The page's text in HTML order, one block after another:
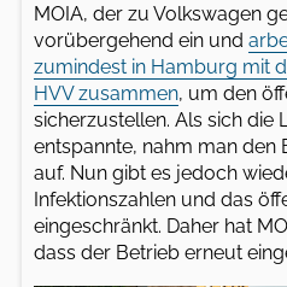
MOIA, der zu Volkswagen
vorübergehend ein und
zumindest in Hamburg mit
HVV zusammen, um den
sicherzustellen. Als sich die
entspannte, nahm man den
auf. Nun gibt es jedoch
Infektionszahlen und das
eingeschränkt. Daher hat
dass der Betrieb erneut